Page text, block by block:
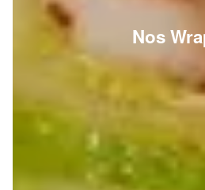
Nos